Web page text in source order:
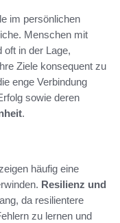
im persönlichen
Menschen mit
oft in der Lage,
Ziele konsequent zu
enge Verbindung
sowie deren
.
häufig eine
Resilienz und
da resilientere
zu lernen und